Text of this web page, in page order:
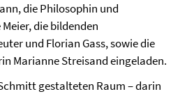
die Philosophin und
die bildenden
und Florian Gass, sowie die
Marianne Streisand eingeladen.
gestalteten Raum – darin